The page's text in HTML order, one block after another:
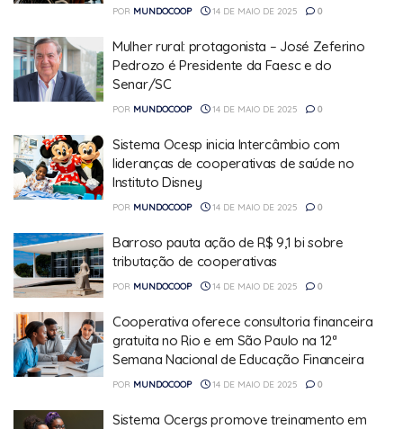
POR MUNDOCOOP 14 DE MAIO DE 2025 0
Mulher rural: protagonista – José Zeferino
Pedrozo é Presidente da Faesc e do
Senar/SC
POR MUNDOCOOP 14 DE MAIO DE 2025 0
Sistema Ocesp inicia Intercâmbio com
lideranças de cooperativas de saúde no
Instituto Disney
POR MUNDOCOOP 14 DE MAIO DE 2025 0
Barroso pauta ação de R$ 9,1 bi sobre
tributação de cooperativas
POR MUNDOCOOP 14 DE MAIO DE 2025 0
Cooperativa oferece consultoria financeira
gratuita no Rio e em São Paulo na 12ª
Semana Nacional de Educação Financeira
POR MUNDOCOOP 14 DE MAIO DE 2025 0
Sistema Ocergs promove treinamento em